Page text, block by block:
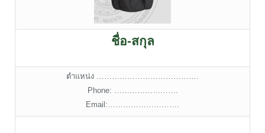
ชื่อ-สกุล
ตำแหน่ง ………………………………….
Phone: …………………….
Email:……………………….